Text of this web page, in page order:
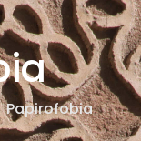
Papirofobia